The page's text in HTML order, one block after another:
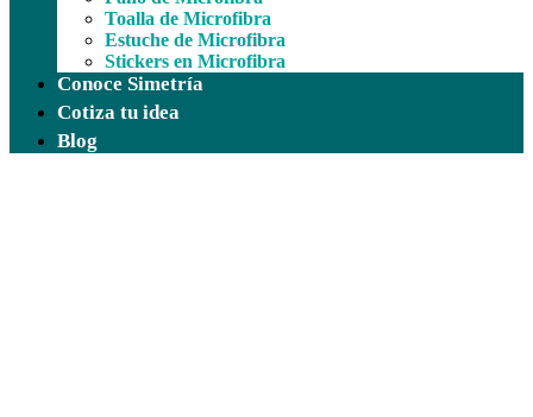
Toalla de Microfibra
Estuche de Microfibra
Stickers en Microfibra
Conoce Simetría
Cotiza tu idea
Blog